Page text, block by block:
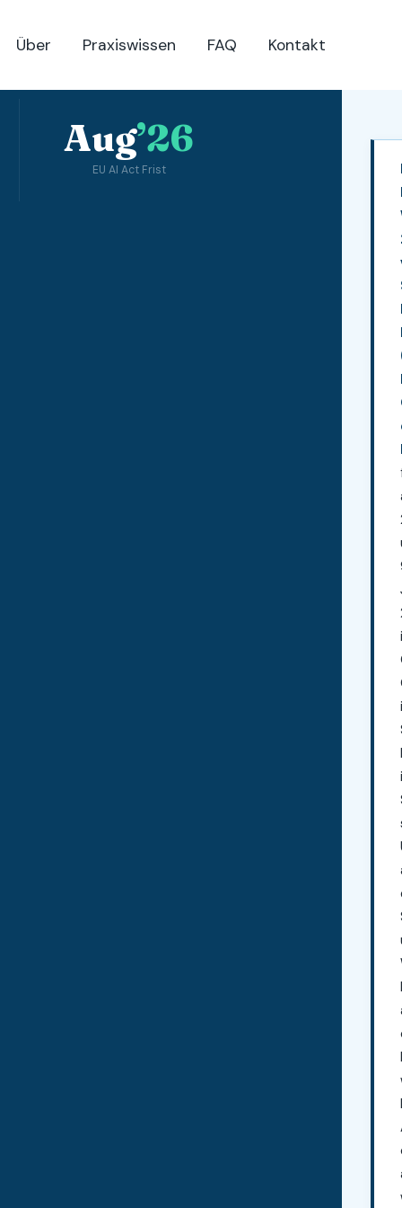
Über Praxiswissen FAQ Kontakt
Aug’26
EU AI Act Frist